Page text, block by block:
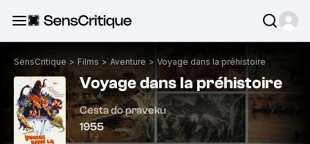
SensCritique > Films > Aventure > Voyage dans la préhistoire
Voyage dans la préhistoire
Cesta do praveku
1955